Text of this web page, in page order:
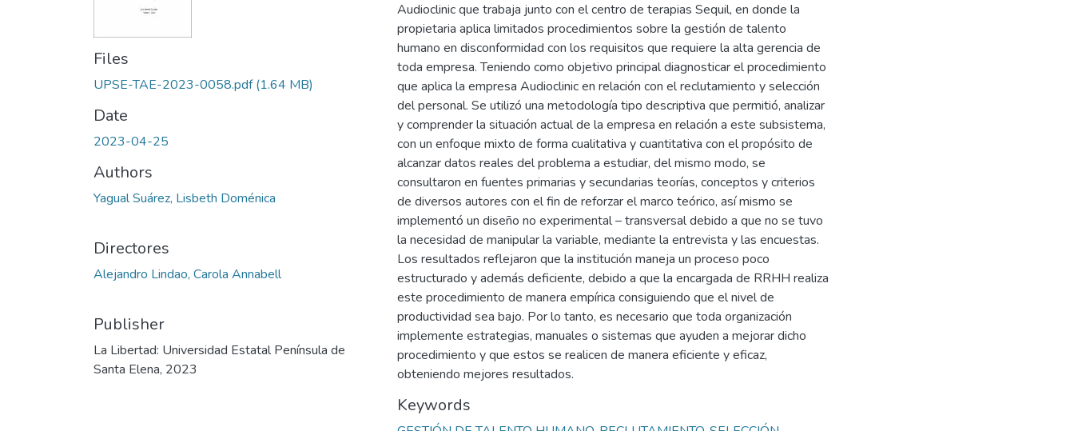
Files
UPSE-TAE-2023-0058.pdf(1.64 MB)
Date
2023-04-25
Authors
Yagual Suárez, Lisbeth Doménica
Directores
Alejandro Lindao, Carola Annabell
Publisher
La Libertad: Universidad Estatal Península de
Santa Elena, 2023
Audioclinic que trabaja junto con el centro de terapias Sequil, en donde la
propietaria aplica limitados procedimientos sobre la gestión de talento
humano en disconformidad con los requisitos que requiere la alta gerencia de
toda empresa. Teniendo como objetivo principal diagnosticar el procedimiento
que aplica la empresa Audioclinic en relación con el reclutamiento y selección
del personal. Se utilizó una metodología tipo descriptiva que permitió, analizar
y comprender la situación actual de la empresa en relación a este subsistema,
con un enfoque mixto de forma cualitativa y cuantitativa con el propósito de
alcanzar datos reales del problema a estudiar, del mismo modo, se
consultaron en fuentes primarias y secundarias teorías, conceptos y criterios
de diversos autores con el fin de reforzar el marco teórico, así mismo se
implementó un diseño no experimental – transversal debido a que no se tuvo
la necesidad de manipular la variable, mediante la entrevista y las encuestas.
Los resultados reflejaron que la institución maneja un proceso poco
estructurado y además deficiente, debido a que la encargada de RRHH realiza
este procedimiento de manera empírica consiguiendo que el nivel de
productividad sea bajo. Por lo tanto, es necesario que toda organización
implemente estrategias, manuales o sistemas que ayuden a mejorar dicho
procedimiento y que estos se realicen de manera eficiente y eficaz,
obteniendo mejores resultados.
Keywords